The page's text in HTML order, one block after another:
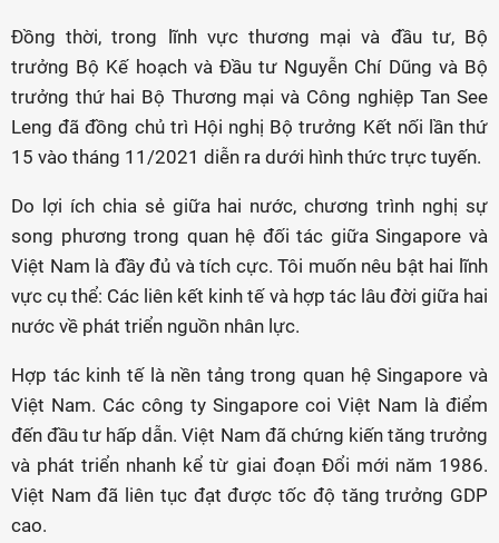
Đồng thời, trong lĩnh vực thương mại và đầu tư, Bộ
trưởng Bộ Kế hoạch và Đầu tư Nguyễn Chí Dũng và Bộ
trưởng thứ hai Bộ Thương mại và Công nghiệp Tan See
Leng đã đồng chủ trì Hội nghị Bộ trưởng Kết nối lần thứ
15 vào tháng 11/2021 diễn ra dưới hình thức trực tuyến.
Do lợi ích chia sẻ giữa hai nước, chương trình nghị sự
song phương trong quan hệ đối tác giữa Singapore và
Việt Nam là đầy đủ và tích cực. Tôi muốn nêu bật hai lĩnh
vực cụ thể: Các liên kết kinh tế và hợp tác lâu đời giữa hai
nước về phát triển nguồn nhân lực.
Hợp tác kinh tế là nền tảng trong quan hệ Singapore và
Việt Nam. Các công ty Singapore coi Việt Nam là điểm
đến đầu tư hấp dẫn. Việt Nam đã chứng kiến tăng trưởng
và phát triển nhanh kể từ giai đoạn Đổi mới năm 1986.
Việt Nam đã liên tục đạt được tốc độ tăng trưởng GDP
cao.